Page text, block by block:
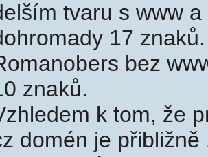
tvaru s www
17
bez
znaků.
k tom, že
domén je